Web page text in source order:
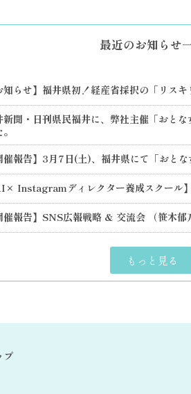
最近のお知らせ
知らせ】福井県初！経産省採択の「リス
新聞・日刊県民福井に、弊社主催「おと
催報告】3月7日(土)、福井県にて「おと
Instagramディレクター養成スクール
催報告】SNS広報戦略 & 交流会 （笹木
もっと見る
プ